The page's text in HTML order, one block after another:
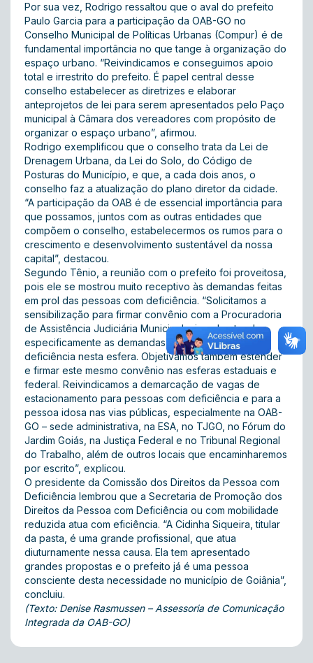
Por sua vez, Rodrigo ressaltou que o aval do prefeito
Paulo Garcia para a participação da OAB-GO no
Conselho Municipal de Políticas Urbanas (Compur) é de
fundamental importância no que tange à organização do
espaço urbano. “Reivindicamos e conseguimos apoio
total e irrestrito do prefeito. É papel central desse
conselho estabelecer as diretrizes e elaborar
anteprojetos de lei para serem apresentados pelo Paço
municipal à Câmara dos vereadores com propósito de
organizar o espaço urbano”, afirmou.
Rodrigo exemplificou que o conselho trata da Lei de
Drenagem Urbana, da Lei do Solo, do Código de
Posturas do Município, e que, a cada dois anos, o
conselho faz a atualização do plano diretor da cidade.
“A participação da OAB é de essencial importância para
que possamos, juntos com as outras entidades que
compõem o conselho, estabelecermos os rumos para o
crescimento e desenvolvimento sustentável da nossa
capital”, destacou.
Segundo Tênio, a reunião com o prefeito foi proveitosa,
pois ele se mostrou muito receptivo às demandas feitas
em prol das pessoas com deficiência. “Solicitamos a
sensibilização para firmar convênio com a Procuradoria
de Assistência Judiciária Municipal, visando atender
especificamente as demandas das pessoas com
deficiência nesta esfera. Objetivamos também estender
e firmar este mesmo convênio nas esferas estaduais e
federal. Reivindicamos a demarcação de vagas de
estacionamento para pessoas com deficiência e para a
pessoa idosa nas vias públicas, especialmente na OAB-
GO – sede administrativa, na ESA, no TJGO, no Fórum do
Jardim Goiás, na Justiça Federal e no Tribunal Regional
do Trabalho, além de outros locais que encaminharemos
por escrito”, explicou.
O presidente da Comissão dos Direitos da Pessoa com
Deficiência lembrou que a Secretaria de Promoção dos
Direitos da Pessoa com Deficiência ou com mobilidade
reduzida atua com eficiência. “A Cidinha Siqueira, titular
da pasta, é uma grande profissional, que atua
diuturnamente nessa causa. Ela tem apresentado
grandes propostas e o prefeito já é uma pessoa
consciente desta necessidade no município de Goiânia”,
concluiu.
(Texto: Denise Rasmussen – Assessoria de Comunicação
Integrada da OAB-GO)